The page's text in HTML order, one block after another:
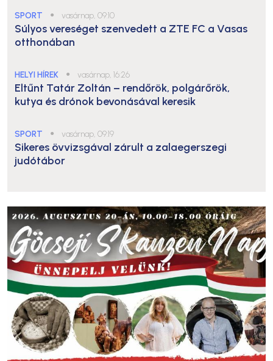
SPORT ● vasárnap, 09:10
Súlyos vereséget szenvedett a ZTE FC a Vasas
otthonában
HELYI HÍREK ● vasárnap, 16:26
Eltűnt Tatár Zoltán – rendőrök, polgárőrök,
kutya és drónok bevonásával keresik
SPORT ● vasárnap, 09:19
Sikeres övvizsgával zárult a zalaegerszegi
judótábor